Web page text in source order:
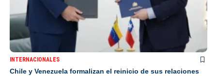
INTERNACIONALES
Chile y Venezuela formalizan el reinicio de sus relaciones